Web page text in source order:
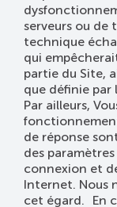
serveurs ou
technique
qui
partie du Site,
que définie par
Par ailleurs,
de réponse
des
connexion et
Internet. Nous
cet égard. En